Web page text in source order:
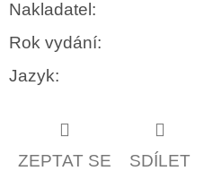
Nakladatel :
Rok vydání:
Jazyk:
ZEPTAT SE SDÍLET